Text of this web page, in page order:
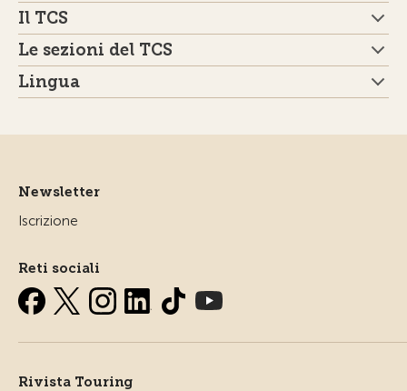
Il TCS
Le sezioni del TCS
Lingua
Newsletter
Iscrizione
Reti sociali
Rivista Touring